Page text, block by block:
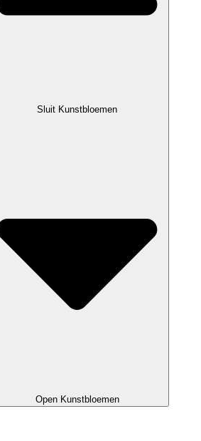
Sluit Kunstbloemen
Open Kunstbloemen